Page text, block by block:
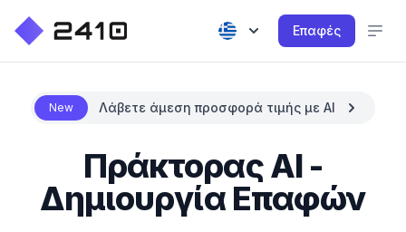
Επαφές
New Λάβετε άμεση προσφορά τιμής με AI
Πράκτορας AI -
Δημιουργία Επαφών